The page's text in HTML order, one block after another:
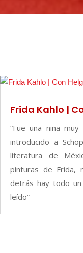
Frida Kahlo |
“Fue una niña
introducido a
literatura de
pinturas de Frida,
detrás hay todo
leído”